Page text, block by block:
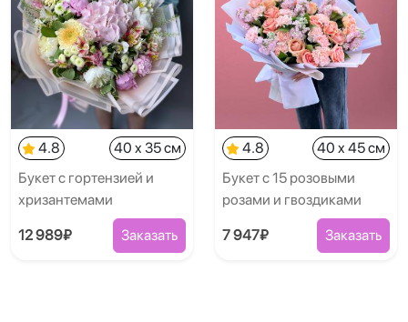
4.8
40 x 35 см
Букет с гортензией и
хризантемами
12 989₽ Заказать
4.8
40 x 45 см
Букет с 15 розовыми
розами и гвоздиками
7 947₽ Заказать